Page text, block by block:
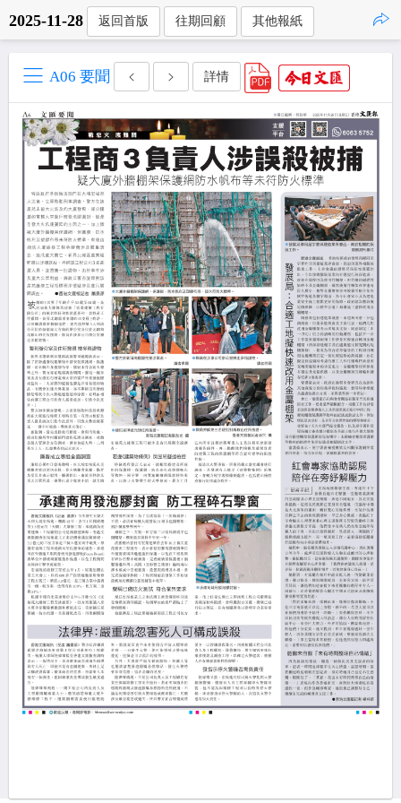
2025-11-28 返回首版 往期回顧 其他報紙
A06 要聞 詳情